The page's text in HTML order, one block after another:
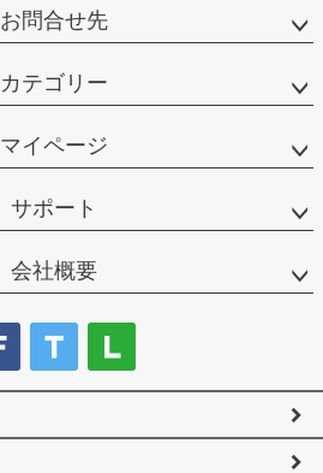
お問合せ先
カテゴリー
マイページ
サポート
会社概要